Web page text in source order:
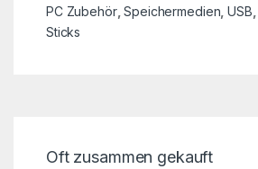
PC Zubehör,Speichermedien ,USB
Sticks
Oft zusammen gekauft